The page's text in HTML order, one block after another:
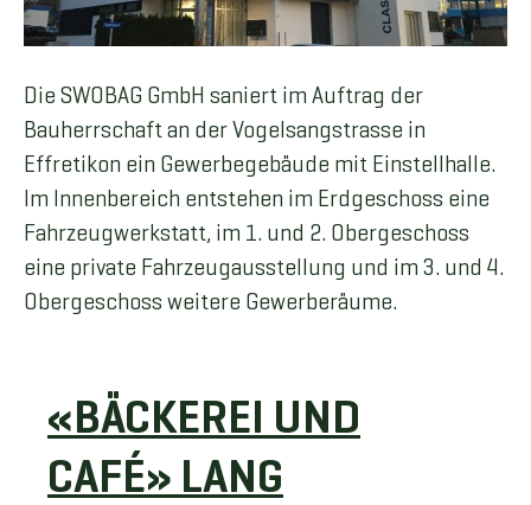
Die SWOBAG GmbH saniert im Auftrag der
Bauherrschaft an der Vogelsangstrasse in
Effretikon ein Gewerbegebäude mit Einstellhalle.
Im Innenbereich entstehen im Erdgeschoss eine
Fahrzeugwerkstatt, im 1. und 2. Obergeschoss
eine private Fahrzeugausstellung und im 3. und 4.
Obergeschoss weitere Gewerberäume.
«BÄCKEREI UND
CAFÉ» LANG